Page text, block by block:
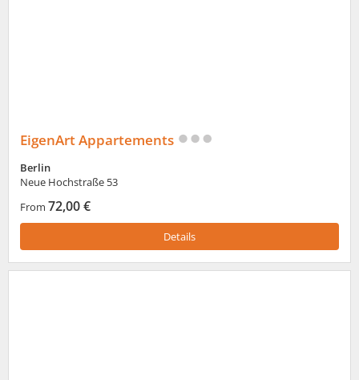
EigenArt Appartements
Berlin
Neue Hochstraße 53
From 72,00 €
Details